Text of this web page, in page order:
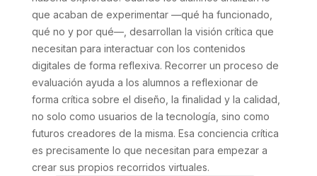
que acaban de experimentar —qué ha funcionado,
qué no y por qué—, desarrollan la visión crítica que
necesitan para interactuar con los contenidos
digitales de forma reflexiva. Recorrer un proceso de
evaluación ayuda a los alumnos a reflexionar de
forma crítica sobre el diseño, la finalidad y la calidad,
no solo como usuarios de la tecnología, sino como
futuros creadores de la misma. Esa conciencia crítica
es precisamente lo que necesitan para empezar a
crear sus propios recorridos virtuales.